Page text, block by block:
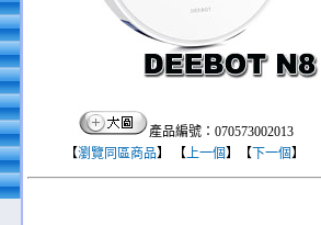
產品編號：070573002013
【瀏覽同區商品】 【上一個】【 下一個】